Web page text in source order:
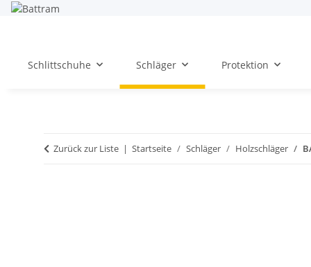
Schlittschuhe Schläger Protektion
Zurück zur Liste Startseite Schläger Holzschläger